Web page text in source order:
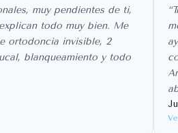
muy pendientes de ti,
todo muy bien. Me
ortodoncia invisible, 2
blanqueamiento y todo